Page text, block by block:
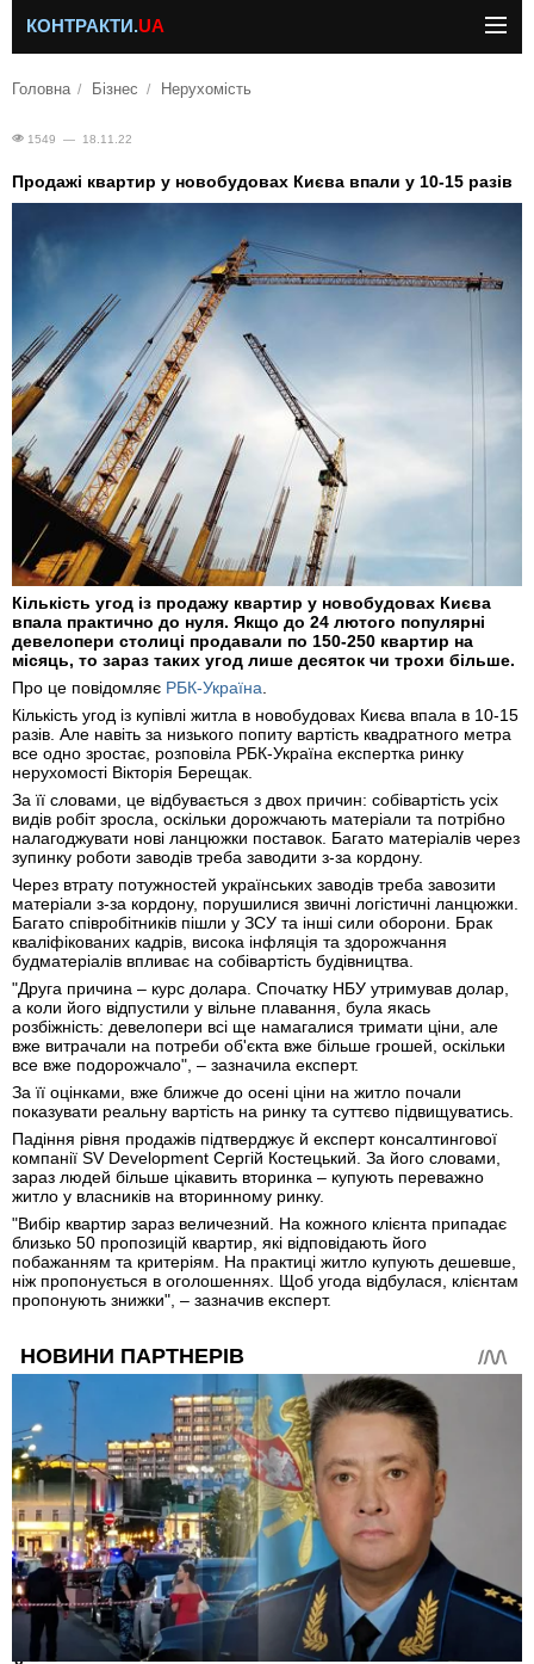
КОНТРАКТИ.UA
Головна Бізнес Нерухомість
1549 — 18.11.22
Продажі квартир у новобудовах Києва впали у 10-15 разів
Кількість угод із продажу квартир у новобудовах Києва
впала практично до нуля. Якщо до 24 лютого популярні
девелопери столиці продавали по 150-250 квартир на
місяць, то зараз таких угод лише десяток чи трохи більше.
Про це повідомляє РБК-Україна
Кількість угод із купівлі житла в новобудовах Києва впала в 10-15
разів. Але навіть за низького попиту вартість квадратного метра
все одно зростає, розповіла РБК-Україна експертка ринку
нерухомості Вікторія Берещак.
За її словами, це відбувається з двох причин: собівартість усіх
видів робіт зросла, оскільки дорожчають матеріали та потрібно
налагоджувати нові ланцюжки поставок. Багато матеріалів через
зупинку роботи заводів треба заводити з-за кордону.
Через втрату потужностей українських заводів треба завозити
матеріали з-за кордону, порушилися звичні логістичні ланцюжки.
Багато співробітників пішли у ЗСУ та інші сили оборони. Брак
кваліфікованих кадрів, висока інфляція та здорожчання
будматеріалів впливає на собівартість будівництва.
"Друга причина – курс долара. Спочатку НБУ утримував долар,
а коли його відпустили у вільне плавання, була якась
розбіжність: девелопери всі ще намагалися тримати ціни, але
вже витрачали на потреби об'єкта вже більше грошей, оскільки
все вже подорожчало", – зазначила експерт.
За її оцінками, вже ближче до осені ціни на житло почали
показувати реальну вартість на ринку та суттєво підвищуватись.
Падіння рівня продажів підтверджує й експерт консалтингової
компанії SV Development Сергій Костецький. За його словами,
зараз людей більше цікавить вторинка – купують переважно
житло у власників на вторинному ринку.
"Вибір квартир зараз величезний. На кожного клієнта припадає
близько 50 пропозицій квартир, які відповідають його
побажанням та критеріям. На практиці житло купують дешевше,
ніж пропонується в оголошеннях. Щоб угода відбулася, клієнтам
пропонують знижки", – зазначив експерт.